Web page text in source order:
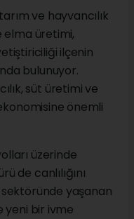
ve hayvancılık
elma üretimi,
ilçenin
bulunuyor.
süt üretimi ve
önemli
üzerinde
de canlılığını
yaşanan
yeni bir ivme